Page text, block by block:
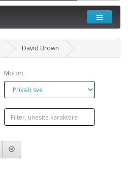
David Brown
Motor: